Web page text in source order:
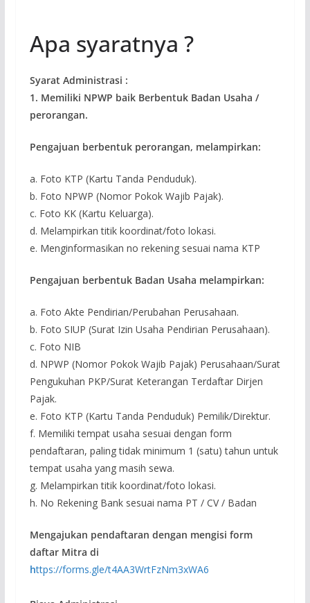
Apa syaratnya ?
Syarat Administrasi :
1. Memiliki NPWP baik Berbentuk Badan Usaha /
perorangan.
Pengajuan berbentuk perorangan, melampirkan:
a. Foto KTP (Kartu Tanda Penduduk).
b. Foto NPWP (Nomor Pokok Wajib Pajak).
c. Foto KK (Kartu Keluarga).
d. Melampirkan titik koordinat/foto lokasi.
e. Menginformasikan no rekening sesuai nama KTP
Pengajuan berbentuk Badan Usaha melampirkan:
a. Foto Akte Pendirian/Perubahan Perusahaan.
b. Foto SIUP (Surat Izin Usaha Pendirian Perusahaan).
c. Foto NIB
d. NPWP (Nomor Pokok Wajib Pajak) Perusahaan/Surat
Pengukuhan PKP/Surat Keterangan Terdaftar Dirjen
Pajak.
e. Foto KTP (Kartu Tanda Penduduk) Pemilik/Direktur.
f. Memiliki tempat usaha sesuai dengan form
pendaftaran, paling tidak minimum 1 (satu) tahun untuk
tempat usaha yang masih sewa.
g. Melampirkan titik koordinat/foto lokasi.
h. No Rekening Bank sesuai nama PT / CV / Badan
Mengajukan pendaftaran dengan mengisi form
daftar Mitra di
https://forms.gle/t4AA3WrtFzNm3xWA6